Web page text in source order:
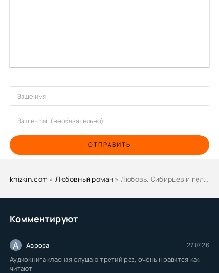
Комментируют
А Аврора 27.07.26
Аудиокнига класная слушаю третий раз, очень нравится как
читают
ОТПРАВИТЬ
knizkin.com » Любовный роман» Любовь, Сибирцев и пельмени - Елена Архипова